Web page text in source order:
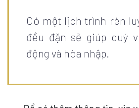
Có một lịch trình rèn
đều đặn sẽ giúp quý
động và hòa nhập.